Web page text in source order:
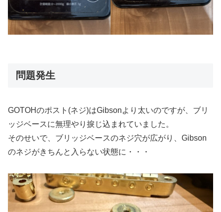
問題発生
GOTOHのポスト(ネジ)はGibsonより太いのですが、ブリ
ッジベースに無理やり捩じ込まれていました。
そのせいで、ブリッジベースのネジ穴が広がり、Gibson
のネジがきちんと入らない状態に・・・